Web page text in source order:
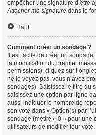
empêcher une signature d’être
Attacher ma signature dans le
Haut
Comment créer un sondage ?
Il est facile de créer un
la modification du premier
permissions), cliquez sur l’onglet
ne le voyez pas, vous n’avez
sondages). Saisissez le titre du
saisissez une option par ligne
aussi indiquer le nombre de
son vote dans « Option(s) par
sondage (mettre « 0 » pour une
utilisateurs de modifier leur vote.